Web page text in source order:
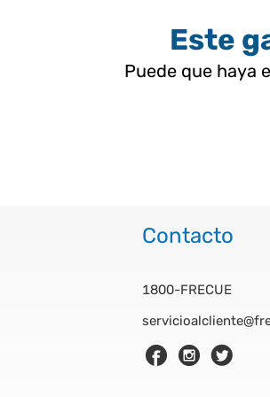
Este
Puede que haya
Contacto
1800-FRECUE